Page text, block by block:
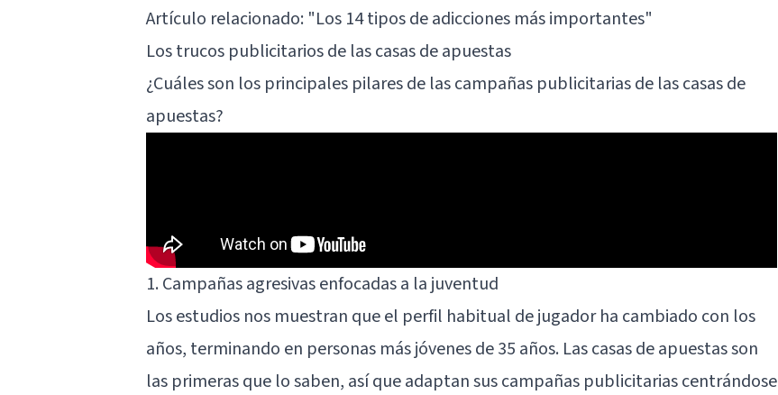
Artículo relacionado: "Los 14 tipos de adicciones más importantes"
Los trucos publicitarios de las casas de apuestas
¿Cuáles son los principales pilares de las campañas publicitarias de las casas de
apuestas?
1. Campañas agresivas enfocadas a la juventud
Los estudios nos muestran que el perfil habitual de jugador ha cambiado con los
años, terminando en personas más jóvenes de 35 años. Las casas de apuestas son
las primeras que lo saben, así que adaptan sus campañas publicitarias centrándose